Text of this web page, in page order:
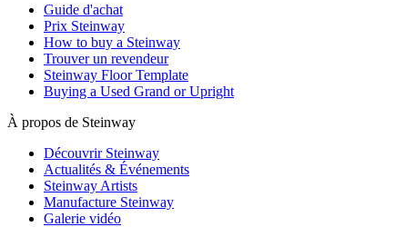
Guide d'achat
Prix Steinway
How to buy a Steinway
Trouver un revendeur
Steinway Floor Template
Buying a Used Grand or Upright
À propos de Steinway
Découvrir Steinway
Actualités & Événements
Steinway Artists
Manufacture Steinway
Galerie vidéo